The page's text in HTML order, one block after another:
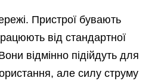
Пристрої бувають
від стандартної
відмінно підійдуть для
але силу струму